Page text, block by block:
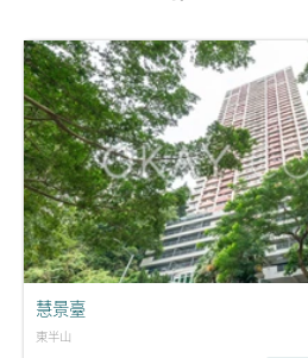
慧景臺
東半山